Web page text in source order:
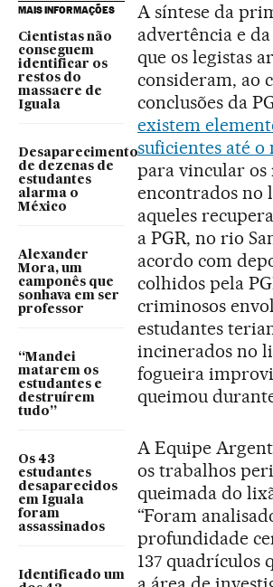
MAIS INFORMAÇÕES
Cientistas não
conseguem
identificar os
restos do
massacre de
Iguala
Desaparecimento
de dezenas de
estudantes
alarma o
México
Alexander
Mora, um
camponês que
sonhava em ser
professor
“Mandei
matarem os
estudantes e
destruírem
tudo”
Os 43
estudantes
desaparecidos
em Iguala
foram
assassinados
Identificado um
A síntese da
advertência e
que os legistas
consideram, ao
conclusões da
existem
suficientes até o
para vincular os
encontrados no
aqueles
a PGR, no rio
acordo com
colhidos pela
criminosos
estudantes
incinerados no
fogueira
queimou
A Equipe
os trabalhos
queimada do
“Foram
profundidade
137 quadrículos